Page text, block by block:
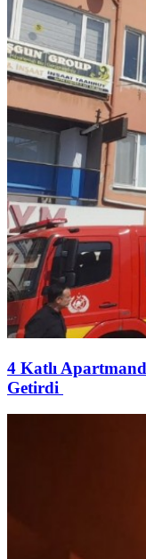
4 Katlı
Getirdi